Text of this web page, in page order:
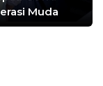
Muda